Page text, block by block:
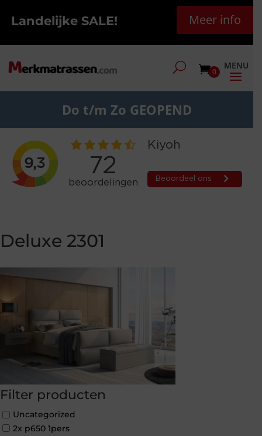
Landelijke SALE! Meer info
0
Do t/m Zo GEOPEND
Deluxe 2301
Filter producten
Uncategorized
2x p650 1pers